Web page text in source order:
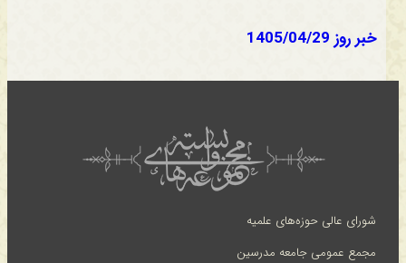
خبر روز 1405/04/29
شورای عالی حوزه‌های علمیه
مجمع عمومی جامعه مدرسین